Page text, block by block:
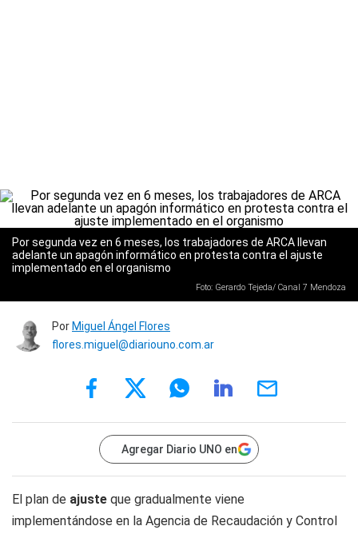
Por segunda vez en 6 meses, los trabajadores de ARCA llevan
adelante un apagón informático en protesta contra el ajuste
implementado en el organismo
Foto: Gerardo Tejeda/ Canal 7 Mendoza
Por Miguel Ángel Flores
flores.miguel@diariouno.com.ar
Agregar Diario UNO en
El plan de ajuste que gradualmente viene
implementándose en la Agencia de Recaudación y Control